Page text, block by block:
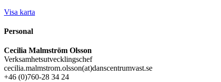
Visa karta
Personal
Cecilia Malmström Olsson
Verksamhetsutvecklingschef
cecilia.malmstrom.olsson(at)danscentrumvast.se
+46 (0)760-28 34 24